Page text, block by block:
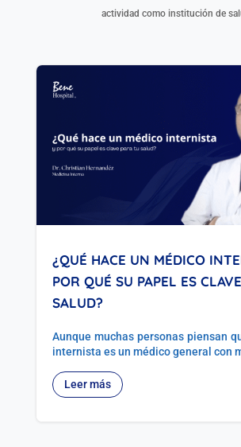
actividad como institución de
¿QUÉ HACE UN MÉDICO
POR QUÉ SU PAPEL ES
SALUD?
Aunque muchas personas piensan
internista es un médico general con
Leer más